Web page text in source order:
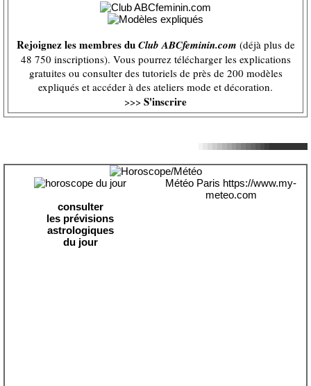
Rejoignez les membres duClub ABCfeminin.com (déjà plus de
48 750 inscriptions). Vous pourrez télécharger les explications
gratuites ou consulter des tutoriels de près de 200 modèles
expliqués et accéder à des ateliers mode et décoration.
>>> S'inscrire
consulter
les prévisions
astrologiques
du jour
Météo Paris https://www.my-
meteo.com